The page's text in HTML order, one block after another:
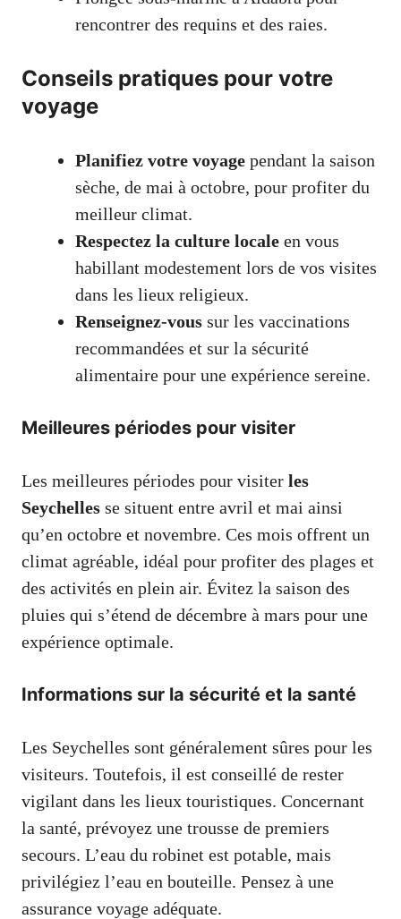
rencontrer des requins et des raies.
Conseils pratiques pour votre
voyage
Planifiez votre voyage pendant la saison
sèche, de mai à octobre, pour profiter du
meilleur climat.
Respectez la culture locale en vous
habillant modestement lors de vos visites
dans les lieux religieux.
Renseignez-vous sur les vaccinations
recommandées et sur la sécurité
alimentaire pour une expérience sereine.
Meilleures périodes pour visiter
Les meilleures périodes pour visiter les
Seychelles se situent entre avril et mai ainsi
qu’en octobre et novembre. Ces mois offrent un
climat agréable, idéal pour profiter des plages et
des activités en plein air. Évitez la saison des
pluies qui s’étend de décembre à mars pour une
expérience optimale.
Informations sur la sécurité et la santé
Les Seychelles sont généralement sûres pour les
visiteurs. Toutefois, il est conseillé de rester
vigilant dans les lieux touristiques. Concernant
la santé, prévoyez une trousse de premiers
secours. L’eau du robinet est potable, mais
privilégiez l’eau en bouteille. Pensez à une
assurance voyage adéquate.